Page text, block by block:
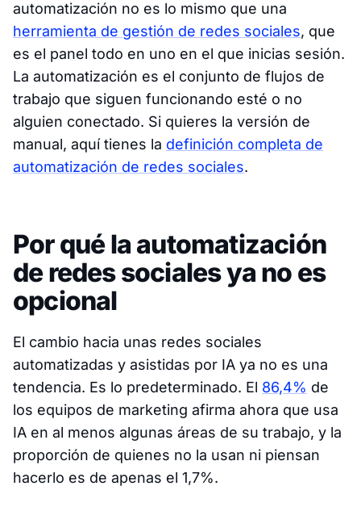
automatización no es lo mismo que una
herramienta de gestión de redes sociales, que
es el panel todo en uno en el que inicias sesión.
La automatización es el conjunto de flujos de
trabajo que siguen funcionando esté o no
alguien conectado. Si quieres la versión de
manual, aquí tienes la definición completa de
automatización de redes sociales.
Por qué la automatización
de redes sociales ya no es
opcional
El cambio hacia unas redes sociales
automatizadas y asistidas por IA ya no es una
tendencia. Es lo predeterminado. El 86,4% de
los equipos de marketing afirma ahora que usa
IA en al menos algunas áreas de su trabajo, y la
proporción de quienes no la usan ni piensan
hacerlo es de apenas el 1,7%.